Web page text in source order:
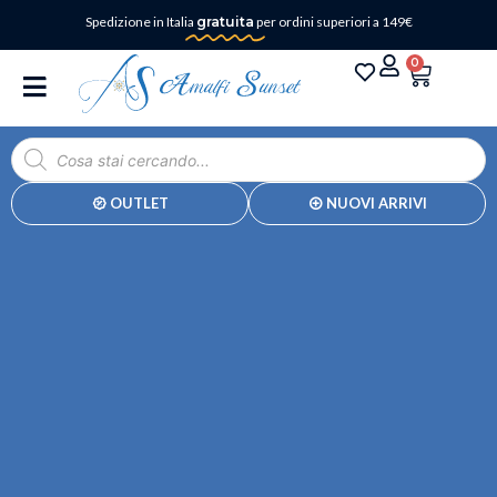
Spedizione in Italia gratuita per ordini superiori a 149€
0
OUTLET NUOVI ARRIVI